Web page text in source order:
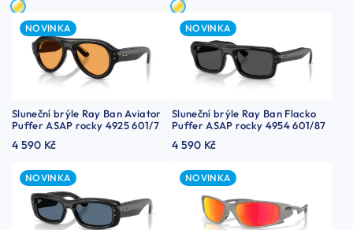
NOVINKA
Sluneční brýle Ray Ban Aviator
Puffer ASAP rocky 4925 601/7
4 590 Kč
NOVINKA
Sluneční brýle Ray Ban Flacko
Puffer ASAP rocky 4954 601/87
4 590 Kč
NOVINKA NOVINKA